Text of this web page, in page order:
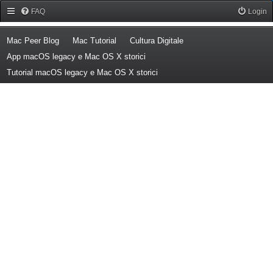
FAQ Login
Mac Peer Blog(Opens a new tab)
Mac Tutorial (Opens a new tab)
Cultura Digitale(Opens a new tab)
App macOS legacy e Mac OS X storici
Tutorial macOS legacy e Mac OS X storici